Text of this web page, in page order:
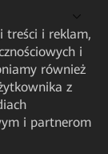
treści i reklam,
i
również
z
i partnerom